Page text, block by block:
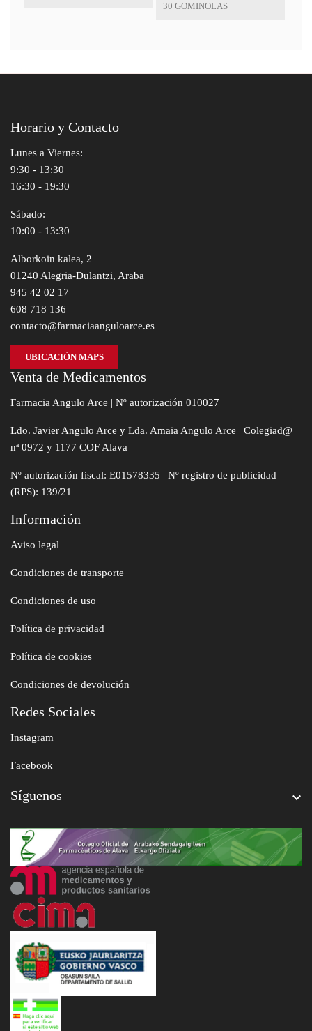
30 GOMINOLAS
Horario y Contacto
Lunes a Viernes:
9:30 - 13:30
16:30 - 19:30
Sábado:
10:00 - 13:30
Alborkoin kalea, 2
01240 Alegria-Dulantzi, Araba
945 42 02 17
608 718 136
contacto@farmaciaanguloarce.es
UBICACIÓN MAPS
Venta de Medicamentos
Farmacia Angulo Arce | Nº autorización 010027
Ldo. Javier Angulo Arce y Lda. Amaia Angulo Arce | Colegiad@
nª 0972 y 1177 COF Alava
Nº autorización fiscal: E01578335 | Nº registro de publicidad
(RPS): 139/21
Información
Aviso legal
Condiciones de transporte
Condiciones de uso
Política de privacidad
Política de cookies
Condiciones de devolución
Redes Sociales
Instagram
Facebook
Síguenos 